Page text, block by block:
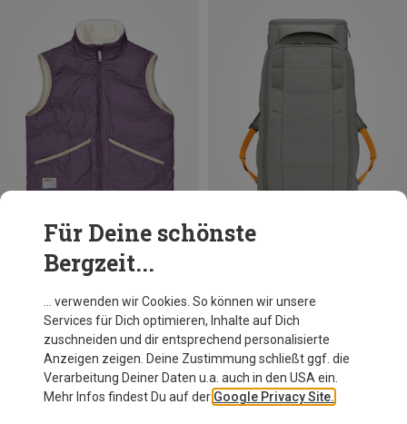
Du sparst 15%
Für Deine schönste
Bergzeit...
… verwenden wir Cookies. So können wir unsere
Services für Dich optimieren, Inhalte auf Dich
zuschneiden und dir entsprechend personalisierte
Anzeigen zeigen. Deine Zustimmung schließt ggf. die
Verarbeitung Deiner Daten u.a. auch in den USA ein.
Mehr Infos findest Du auf der Google Privacy Site.